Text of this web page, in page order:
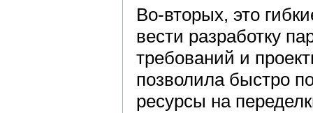
Во-вторых, это
вести разработку
требований и
позволила быстро
ресурсы на